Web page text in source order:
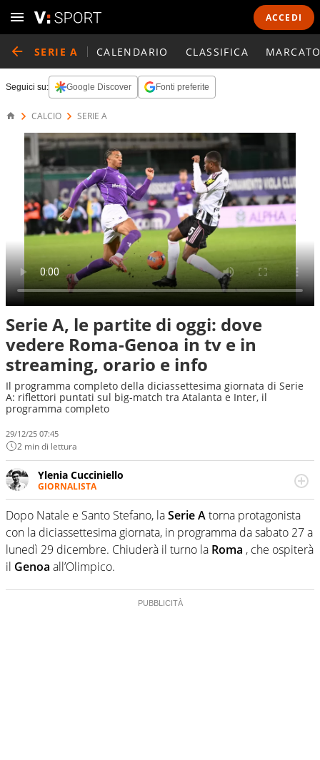
ACCEDI
SERIE A CALENDARIO CLASSIFICA
Seguici su: Google Discover Fonti preferite
CALCIO SERIE A
Serie A, le partite di oggi: dove
vedere Roma-Genoa in tv e in
streaming, orario e info
Il programma completo della diciassettesima giornata di Serie
A: riflettori puntati sul big-match tra Atalanta e Inter, il
programma completo
29/12/25 07:45
2 min di lettura
Ylenia Cucciniello
GIORNALISTA
Appassionatissima di tutto lo sport: scrive di calcio
giocato ma non rinuncia allo sguardo sull'extra campo,
dove spesso si trovano risposte che il rettangolo verde
non riesce a restituire
Dopo Natale e Santo Stefano, laSerie Atorna protagonista
con la diciassettesima giornata, in programma da sabato 27 a
lunedì 29 dicembre. Chiuderà il turno la Roma , che ospiterà
il Genoa all’Olimpico.